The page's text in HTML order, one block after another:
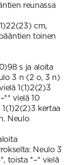
reunassa
cm,
toinen
s ja aloita
3 n (2 o, 3 n)
1(1)2(2)3
vielä 10
kertaa
Neulo
Neulo 3
toista *–* vielä